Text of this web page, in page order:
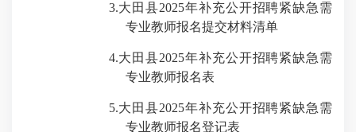
3.大田县2025年补充公开招聘紧缺急需
专业教师报名提交材料清单
4.大田县2025年补充公开招聘紧缺急需
专业教师报名表
5.大田县2025年补充公开招聘紧缺急需
专业教师报名登记表